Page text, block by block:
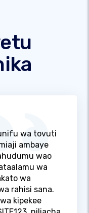
wa tovuti
ambaye
wao
wa
wa
rahisi sana.
kipekee